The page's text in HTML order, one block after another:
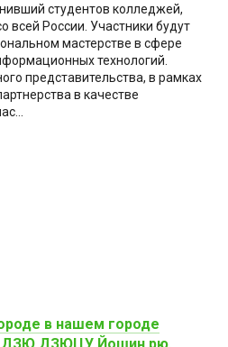
студентов колледжей,
всей России. Участники будут
мастерстве в сфере
технологий.
представительства, в рамках
в качестве
в нашем городе